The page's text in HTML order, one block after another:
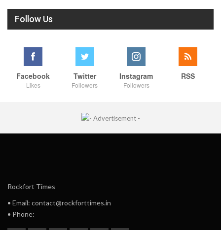
Follow Us
Facebook
Likes
Twitter
Followers
Instagram
Followers
RSS
Rockfort Times
• Email: contact@rockforttimes.in
• Phone: